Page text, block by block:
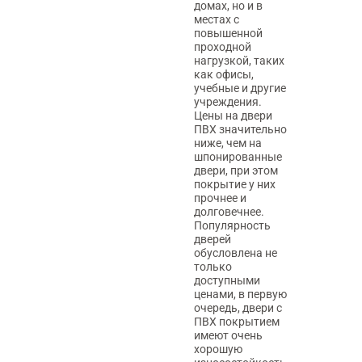
домах, но и в
местах с
повышенной
проходной
нагрузкой, таких
как офисы,
учебные и другие
учреждения.
Цены на двери
ПВХ значительно
ниже, чем на
шпонированные
двери, при этом
покрытие у них
прочнее и
долговечнее.
Популярность
дверей
обусловлена не
только
доступными
ценами, в первую
очередь, двери с
ПВХ покрытием
имеют очень
хорошую